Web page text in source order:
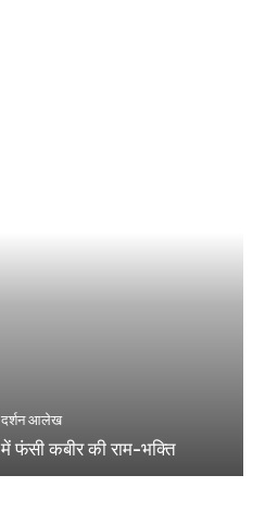
दर्शन आलेख
में फंसी कबीर की राम-भक्ति